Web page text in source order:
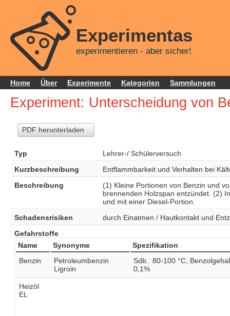
Experimentas
experimentieren - aber sicher!
Home Über Experimente Kategorien Sammlungen
Experiment: Unterscheidung von
PDF herunterladen
Typ
Lehrer-/ Schülerversuch
Kurzbeschreibung
Entflammbarkeit und Verhalten bei
Beschreibung
(1) Kleine Portionen von Benzin und
brennenden Holzspan entzündet. (2)
und mit einer Diesel-Portion.
Schadensrisiken
durch Einatmen / Hautkontakt und
Gefahrstoffe
Name
Synonyme
Spezifikation
Benzin
Petroleumbenzin
Ligroin
Sdb.: 80-100 °C,
0,1%
Heizöl
EL